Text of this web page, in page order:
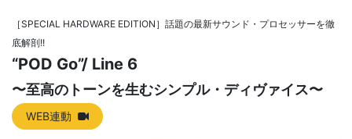
［SPECIAL HARDWARE EDITION］話題の最新サウンド・プロセッサーを徹
底解剖!!
“POD Go”/ Line 6
〜至高のトーンを生むシンプル・ディヴァイス〜
WEB連動